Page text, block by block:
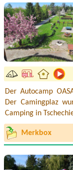
Der Autocamp
Der Camingplaz
Camping in
Merkbox